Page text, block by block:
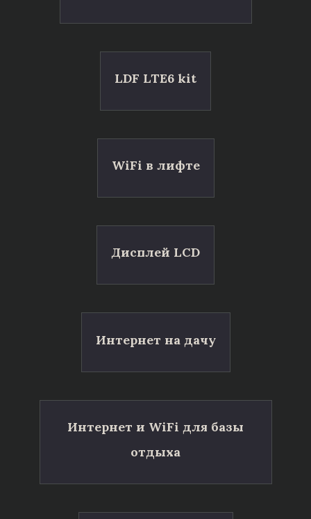
LDF LTE6 kit
WiFi в лифте
Дисплей LCD
Интернет на дачу
Интернет и WiFi для базы
отдыха